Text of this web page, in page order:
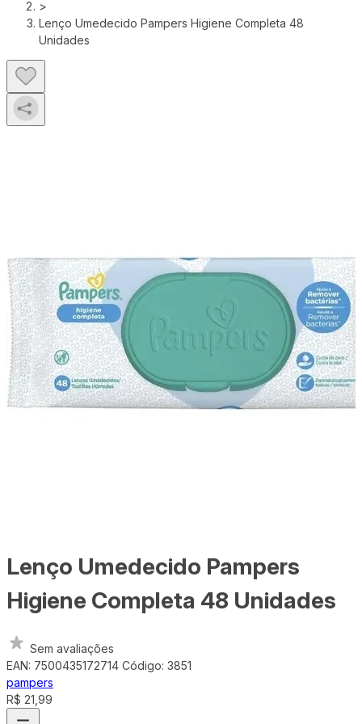
>
Lenço Umedecido Pampers Higiene Completa 48
Unidades
Lenço Umedecido Pampers
Higiene Completa 48 Unidades
Sem avaliações
EAN: 7500435172714 Código: 3851
pampers
R$ 21,99